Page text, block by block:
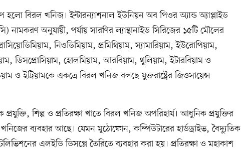
হলো বিরল খনিজ। ইন্টারন্যাশনাল ইউনিয়ন অব পিওর অ্যান্ড অ্যাপ্লাইড
নামকরণ অনুযায়ী, পর্যায় সারণির ল্যান্থানাইড সিরিজের ১৫টি মৌলের
নিওডিমিয়াম, প্রমিথিয়াম, স্যামারিয়াম, ইউরোপিয়াম,
ডিসপ্রোসিয়াম, হোলমিয়াম, আরবিয়াম, থুলিয়াম, ইটারবিয়াম ও
ও ইট্রিয়ামকে একত্রে বিরল খনিজ বলছে যুক্তরাষ্ট্রের জিওসায়েন্স
শিল্প ও প্রতিরক্ষা খাতে বিরল খনিজ অপরিহার্য। আধুনিক প্রযুক্তির
খনিজের ব্যবহার আছে। যেমন মুঠোফোন, কম্পিউটারের হার্ডড্রাইভ, বৈদ্যুতিক
এলইডি ডিসপ্লে তৈরিতে ব্যবহার করা হয়। প্রতিরক্ষা ও মহাকাশ